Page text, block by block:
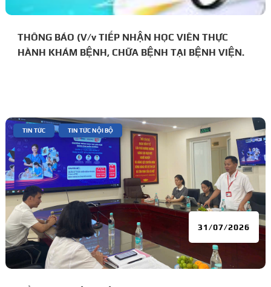
THÔNG BÁO (V/v TIẾP NHẬN HỌC VIÊN THỰC
HÀNH KHÁM BỆNH, CHỮA BỆNH TẠI BỆNH VIỆN.
31/07/2026
TIN TỨC TIN TỨC NỘI BỘ